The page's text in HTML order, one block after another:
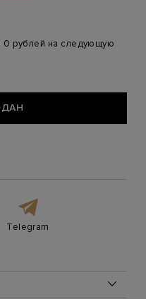
0 рублей на следующую
Telegram